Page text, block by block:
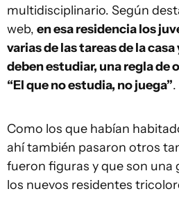
multidisciplinario. Según
web, en esa residencia los
varias de las tareas de la
deben estudiar, una regla de
“El que no estudia, no juega”.
Como los que habían
ahí también pasaron otros
fueron figuras y que son una
los nuevos residentes